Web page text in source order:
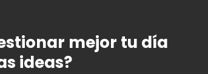
mejor tu día
ideas?